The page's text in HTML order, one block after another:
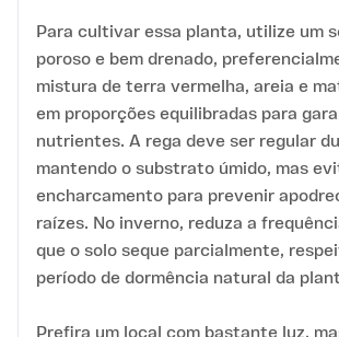
Para cultivar essa planta, utilize um
poroso e bem drenado,
mistura de terra vermelha, areia e
em proporções equilibradas para
nutrientes. A rega deve ser regular
mantendo o substrato úmido, mas
encharcamento para prevenir
raízes. No inverno, reduza a
que o solo seque parcialmente,
período de dormência natural da
Prefira um local com bastante luz,